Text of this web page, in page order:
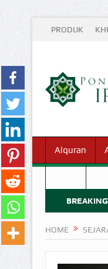
PRODUK
Alquran
BREAKING
NEWS
HOME